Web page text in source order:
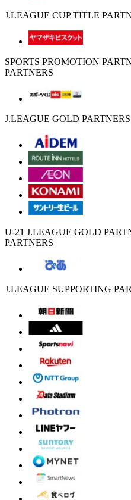
J.LEAGUE CUP TITLE
SPORTS PROMOTION
PARTNERS
J.LEAGUE GOLD PARTNERS
U-21 J.LEAGUE GOLD
PARTNERS
J.LEAGUE SUPPORTING